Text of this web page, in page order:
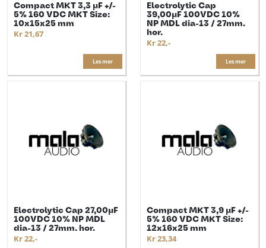
Compact MKT 3,3 µF +/-
5% 160 VDC MKT Size:
10x15x25 mm
Kr 21,67
Les mer
Electrolytic Cap
39,00µF 100VDC 10%
NP MDL dia-13 / 27mm.
hor.
Kr 22,-
Les mer
Electrolytic Cap 27,00µF
100VDC 10% NP MDL
dia-13 / 27mm. hor.
Kr 22,-
Compact MKT 3,9 µF +/-
5% 160 VDC MKT Size:
12x16x25 mm
Kr 23,34